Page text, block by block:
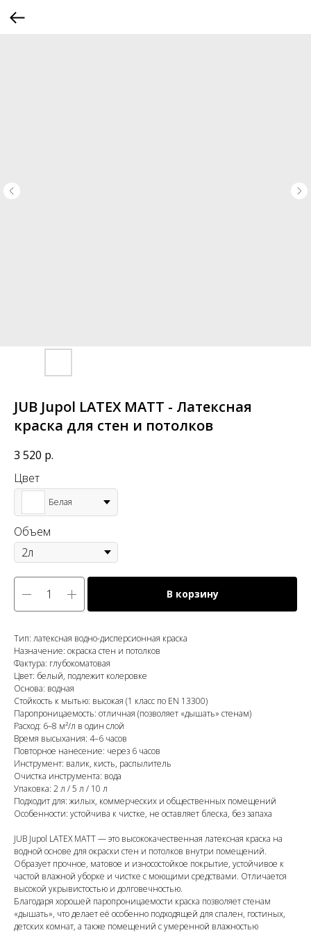
JUB Jupol LATEX MATT - Латексная
краска для стен и потолков
3 520 р.
Цвет
Белая
Объем
В корзину
Тип: латексная водно-дисперсионная краска
Назначение: окраска стен и потолков
Фактура: глубокоматовая
Цвет: белый, подлежит колеровке
Основа: водная
Стойкость к мытью: высокая (1 класс по EN 13300)
Паропроницаемость: отличная (позволяет «дышать» стенам)
Расход: 6–8 м²/л в один слой
Время высыхания: 4–6 часов
Повторное нанесение: через 6 часов
Инструмент: валик, кисть, распылитель
Очистка инструмента: вода
Упаковка: 2 л / 5 л / 10 л
Подходит для: жилых, коммерческих и общественных помещений
Особенности: устойчива к чистке, не оставляет блеска, без запаха
JUB Jupol LATEX MATT — это высококачественная латексная краска на
водной основе для окраски стен и потолков внутри помещений.
Образует прочное, матовое и износостойкое покрытие, устойчивое к
частой влажной уборке и чистке с моющими средствами. Отличается
высокой укрывистостью и долговечностью.
Благодаря хорошей паропроницаемости краска позволяет стенам
«дышать», что делает её особенно подходящей для спален, гостиных,
детских комнат, а также помещений с умеренной влажностью